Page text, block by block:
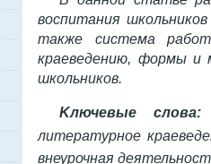
воспитания
также система
краеведению, формы и
школьников.
Kлючевые слова:
литературное
внеурочная